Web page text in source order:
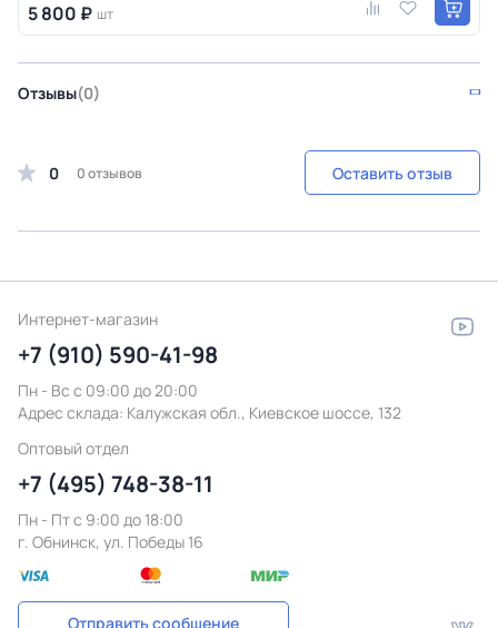
5 800 ₽ шт
Отзывы(0)
0 0 отзывов Оставить отзыв
Интернет-магазин
+7 (910) 590-41-98
Пн - Вс с 09:00 до 20:00
Адрес склада: Калужская обл., Киевское шоссе, 132
Оптовый отдел
+7 (495) 748-38-11
Пн - Пт c 9:00 до 18:00
г. Обнинск, ул. Победы 16
Отправить сообщение